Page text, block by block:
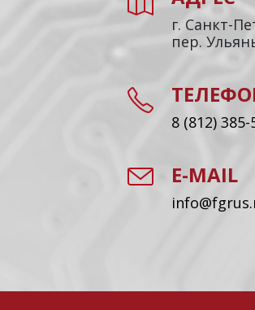
г. Санкт-
пер.
8 (812) 385-
E-MAIL